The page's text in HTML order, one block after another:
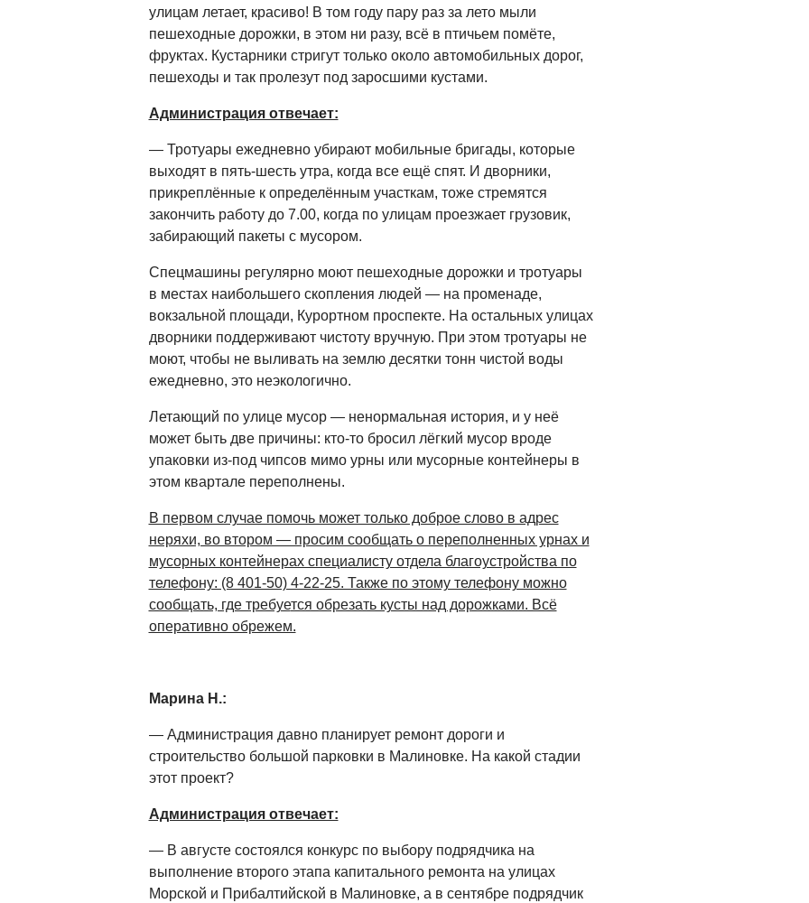
улицам летает, красиво! В том году пару раз за лето мыли
пешеходные дорожки, в этом ни разу, всё в птичьем помёте,
фруктах. Кустарники стригут только около автомобильных дорог,
пешеходы и так пролезут под заросшими кустами.
Администрация отвечает:
— Тротуары ежедневно убирают мобильные бригады, которые
выходят в пять-шесть утра, когда все ещё спят. И дворники,
прикреплённые к определённым участкам, тоже стремятся
закончить работу до 7.00, когда по улицам проезжает грузовик,
забирающий пакеты с мусором.
Спецмашины регулярно моют пешеходные дорожки и тротуары
в местах наибольшего скопления людей — на променаде,
вокзальной площади, Курортном проспекте. На остальных улицах
дворники поддерживают чистоту вручную. При этом тротуары не
моют, чтобы не выливать на землю десятки тонн чистой воды
ежедневно, это неэкологично.
Летающий по улице мусор — ненормальная история, и у неё
может быть две причины: кто-то бросил лёгкий мусор вроде
упаковки из-под чипсов мимо урны или мусорные контейнеры в
этом квартале переполнены.
В первом случае помочь может только доброе слово в адрес
неряхи, во втором — просим сообщать о переполненных урнах и
мусорных контейнерах специалисту отдела благоустройства по
телефону: (8 401-50) 4-22-25. Также по этому телефону можно
сообщать, где требуется обрезать кусты над дорожками. Всё
оперативно обрежем.
Марина Н.:
— Администрация давно планирует ремонт дороги и
строительство большой парковки в Малиновке. На какой стадии
этот проект?
Администрация отвечает:
— В августе состоялся конкурс по выбору подрядчика на
выполнение второго этапа капитального ремонта на улицах
Морской и Прибалтийской в Малиновке, а в сентябре подрядчик